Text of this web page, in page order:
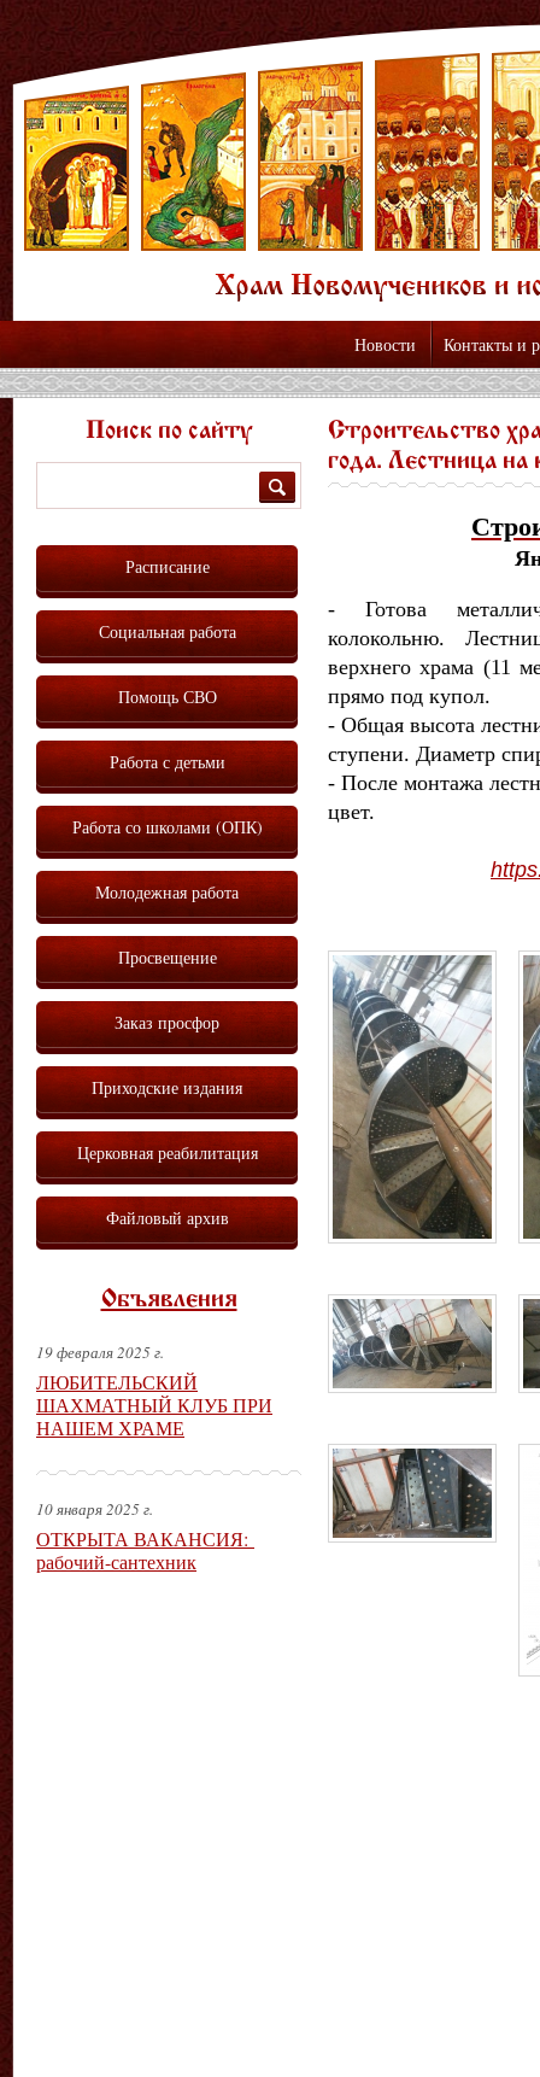
Новости Контакты и
Строительство
года. Лестница на
- Готова
колокольню.
верхнего храма (11
прямо под купол.
- Общая высота
ступени. Диаметр
- После монтажа
цвет.
Поиск по сайту
Расписание
Социальная работа
Помощь СВО
Работа с детьми
Работа со школами (ОПК)
Молодежная работа
Просвещение
Заказ просфор
Приходские издания
Церковная реабилитация
Файловый архив
Объявления
19 февраля 2025 г.
ЛЮБИТЕЛЬСКИЙ
ШАХМАТНЫЙ КЛУБ ПРИ
НАШЕМ ХРАМЕ
10 января 2025 г.
ОТКРЫТА ВАКАНСИЯ:
рабочий-сантехник